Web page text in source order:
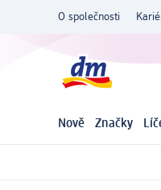
O společnosti
Nově Značky